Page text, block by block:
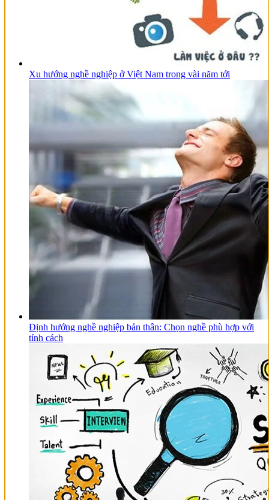
Xu hướng nghề nghiệp ở Việt Nam trong vài năm tới
Định hướng nghề nghiệp bản thân: Chọn nghề phù hợp với
tính cách